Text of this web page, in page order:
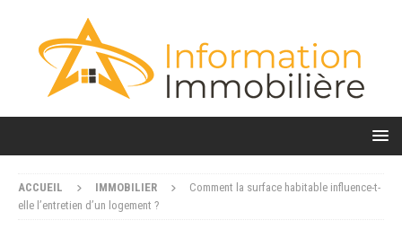
ACCUEIL IMMOBILIER
Comment la surface habitable influence-t-
elle l’entretien d’un logement ?